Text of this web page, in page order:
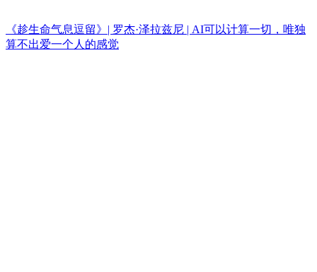
《趁生命气息逗留》| 罗杰·泽拉兹尼 | AI可以计算一切，唯独
算不出爱一个人的感觉